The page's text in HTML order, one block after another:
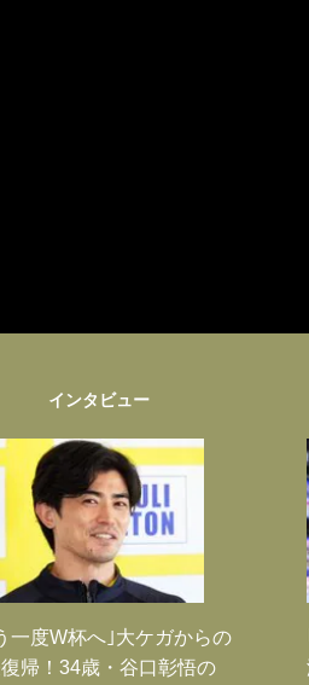
インタビュー
一度W杯へ｣大ケガからの
帰！34歳・谷口彰悟の